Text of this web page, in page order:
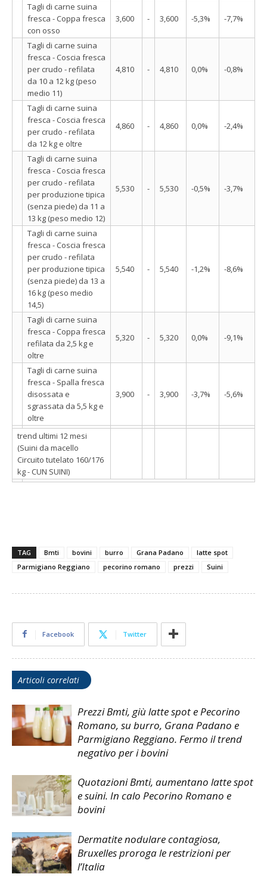
Tagli di carne suina
fresca - Coppa fresca
con osso
3,600 - 3,600 -5,3% -7,7%
Tagli di carne suina
fresca - Coscia fresca
per crudo - refilata
da 10 a 12 kg (peso
medio 11)
4,810 - 4,810 0,0% -0,8%
Tagli di carne suina
fresca - Coscia fresca
per crudo - refilata
da 12 kg e oltre
4,860 - 4,860 0,0% -2,4%
Tagli di carne suina
fresca - Coscia fresca
per crudo - refilata
per produzione tipica
(senza piede) da 11 a
13 kg (peso medio 12)
5,530 - 5,530 -0,5% -3,7%
Tagli di carne suina
fresca - Coscia fresca
per crudo - refilata
per produzione tipica
(senza piede) da 13 a
16 kg (peso medio
14,5)
5,540 - 5,540 -1,2% -8,6%
Tagli di carne suina
fresca - Coppa fresca
refilata da 2,5 kg e
oltre
5,320 - 5,320 0,0% -9,1%
Tagli di carne suina
fresca - Spalla fresca
disossata e
sgrassata da 5,5 kg e
oltre
3,900 - 3,900 -3,7% -5,6%
trend ultimi 12 mesi
(Suini da macello
Circuito tutelato 160/176
kg - CUN SUINI)
TAG Bmti bovini burro Grana Padano
latte spot
Parmigiano Reggiano
pecorino romano prezzi Suini
Facebook Twitter
Articoli correlati
Prezzi Bmti, giù latte spot e Pecorino
Romano, su burro, Grana Padano e
Parmigiano Reggiano. Fermo il trend
negativo per i bovini
Quotazioni Bmti, aumentano latte spot
e suini. In calo Pecorino Romano e
bovini
Dermatite nodulare contagiosa,
Bruxelles proroga le restrizioni per
l’Italia